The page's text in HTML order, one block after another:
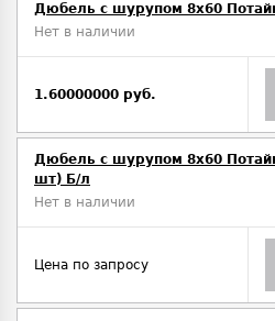
Дюбель с шурупом 8х60
Нет в наличии
1.60000000 руб.
Дюбель с шурупом 8х60
шт) Б/л
Нет в наличии
Цена по запросу